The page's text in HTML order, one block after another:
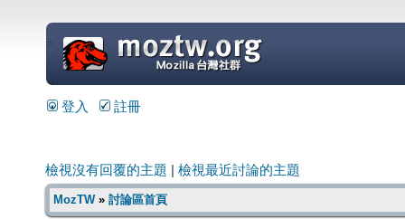
=
登入 註冊
檢視沒有回覆的主題 檢視最近討論的主題
MozTW» 討論區首頁